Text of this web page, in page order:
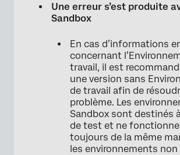
Une erreur s’est produite
Sandbox
En cas d’informations
concernant
travail, il est
une version sans
de travail afin de
problème. Les
Sandbox sont destinés
de test et ne
toujours de la même
les environnements non